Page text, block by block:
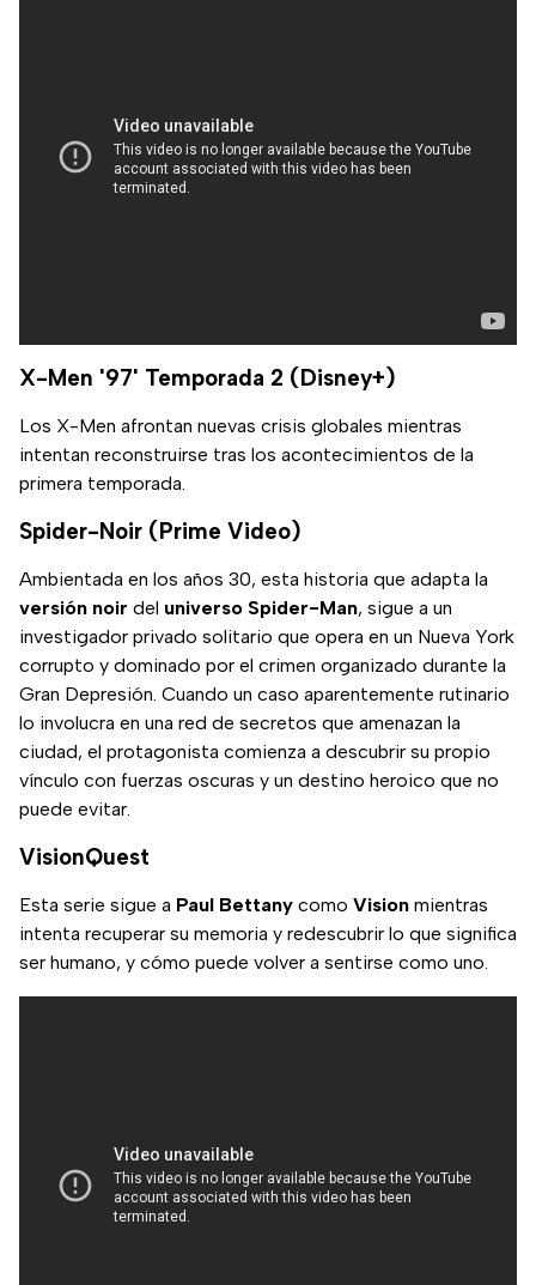
X-Men '97' Temporada 2 (Disney+)
Los X-Men afrontan nuevas crisis globales mientras
intentan reconstruirse tras los acontecimientos de la
primera temporada.
Spider-Noir (Prime Video)
Ambientada en los años 30, esta historia que adapta la
versión noir del universo Spider-Man, sigue a un
investigador privado solitario que opera en un Nueva York
corrupto y dominado por el crimen organizado durante la
Gran Depresión. Cuando un caso aparentemente rutinario
lo involucra en una red de secretos que amenazan la
ciudad, el protagonista comienza a descubrir su propio
vínculo con fuerzas oscuras y un destino heroico que no
puede evitar.
VisionQuest
Esta serie sigue a Paul Bettany como Vision mientras
intenta recuperar su memoria y redescubrir lo que significa
ser humano, y cómo puede volver a sentirse como uno.